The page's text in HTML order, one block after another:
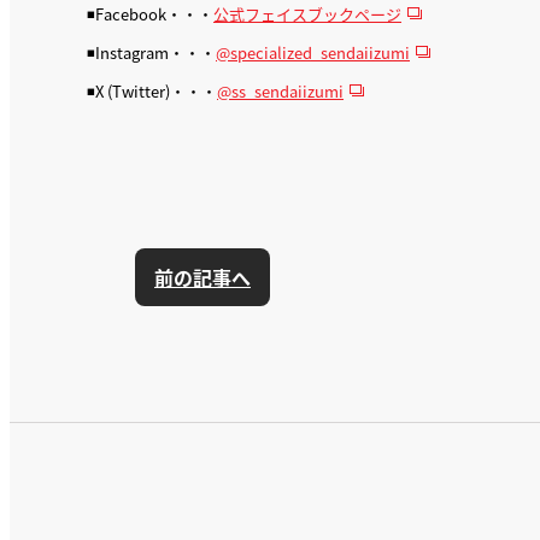
◾️Facebook・・・ 公式フェイスブックページ
◾️Instagram・・・ @specialized_sendaiizumi
◾️X (Twitter)・・・ @ss_sendaiizumi
前の記事へ